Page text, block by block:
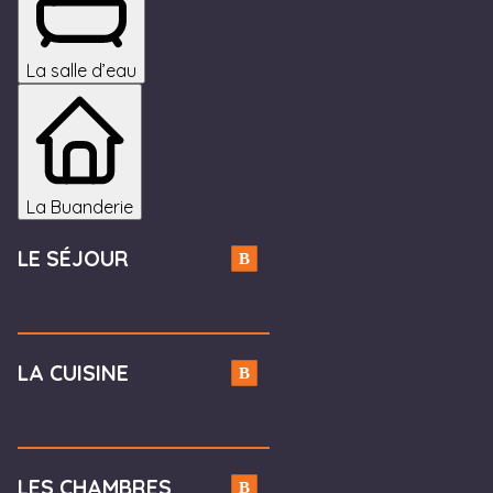
La salle d’eau
La Buanderie
LE SÉJOUR
convertible
LA CUISINE
LES CHAMBRES